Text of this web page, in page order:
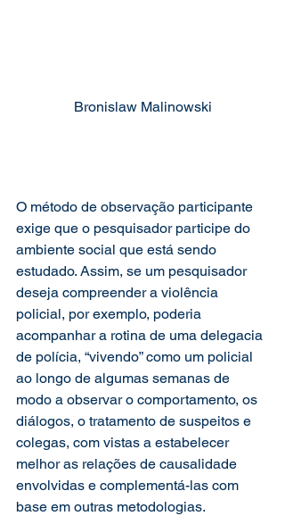
Bronislaw Malinowski
O método de observação participante
exige que o pesquisador participe do
ambiente social que está sendo
estudado. Assim, se um pesquisador
deseja compreender a violência
policial, por exemplo, poderia
acompanhar a rotina de uma delegacia
de polícia, “vivendo” como um policial
ao longo de algumas semanas de
modo a observar o comportamento, os
diálogos, o tratamento de suspeitos e
colegas, com vistas a estabelecer
melhor as relações de causalidade
envolvidas e complementá-las com
base em outras metodologias.